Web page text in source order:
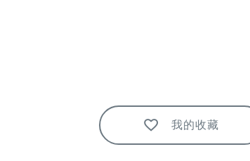
我的收藏